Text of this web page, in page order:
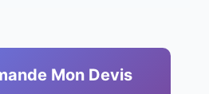
Mon Devis